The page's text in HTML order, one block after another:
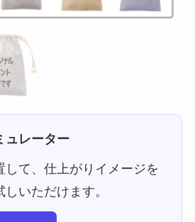
ュレーター
して、仕上がりイメージを
いただけます。